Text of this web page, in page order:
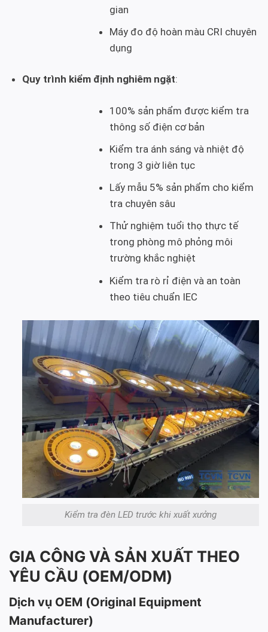
gian
Máy đo độ hoàn màu CRI chuyên
dụng
Quy trình kiểm định nghiêm ngặt:
100% sản phẩm được kiểm tra
thông số điện cơ bản
Kiểm tra ánh sáng và nhiệt độ
trong 3 giờ liên tục
Lấy mẫu 5% sản phẩm cho kiểm
tra chuyên sâu
Thử nghiệm tuổi thọ thực tế
trong phòng mô phỏng môi
trường khắc nghiệt
Kiểm tra rò rỉ điện và an toàn
theo tiêu chuẩn IEC
Kiểm tra đèn LED trước khi xuất xưởng
GIA CÔNG VÀ SẢN XUẤT THEO
YÊU CẦU (OEM/ODM)
Dịch vụ OEM (Original Equipment
Manufacturer)